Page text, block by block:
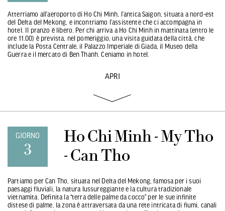
Atterriamo all’aeroporto di Ho Chi Minh, l’antica Saigon, situata a nord-est
del Delta del Mekong, e incontriamo l’assistente che ci accompagna in
hotel. Il pranzo è libero. Per chi arriva a Ho Chi Minh in mattinata (entro le
ore 11.00) è prevista, nel pomeriggio, una visita guidata della città, che
include la Posta Centrale, il Palazzo Imperiale di Giada, il Museo della
Guerra e il mercato di Ben Thanh. Ceniamo in hotel.
APRI
GIORNO
3
Ho Chi Minh - My Tho
- Can Tho
Partiamo per Can Tho, situata nel Delta del Mekong, famosa per i suoi
paesaggi fluviali, la natura lussureggiante e la cultura tradizionale
vietnamita. Definita la “terra delle palme da cocco” per le sue infinite
distese di palme, la zona è attraversata da una rete intricata di fiumi, canali